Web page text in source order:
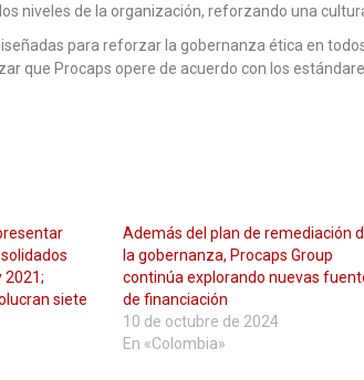
niveles de la organización, reforzando una
para reforzar la gobernanza ética en
que Procaps opere de acuerdo con los
2021;
siete
Además del plan de remediación
la gobernanza, Procaps Group
continúa explorando nuevas
de financiación
10 de octubre de 2024
En «Colombia»